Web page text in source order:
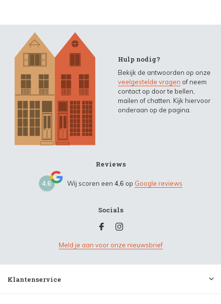
Hulp nodig?
Bekijk de antwoorden op onze
veelgestelde vragen of neem
contact op door te bellen,
mailen of chatten. Kijk hiervoor
onderaan op de pagina.
Reviews
4,6 Wij scoren een 4,6 op Google reviews
Socials
Meld je aan voor onze nieuwsbrief
Klantenservice